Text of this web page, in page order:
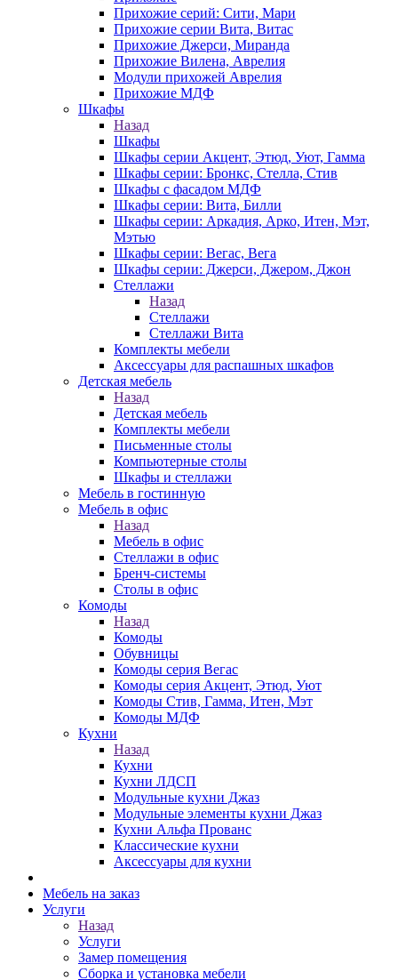
Прихожие серий: Сити, Мари
Прихожие серии Вита, Витас
Прихожие Джерси, Миранда
Прихожие Вилена, Аврелия
Модули прихожей Аврелия
Прихожие МДФ
Шкафы
Назад
Шкафы
Шкафы серии Акцент, Этюд, Уют, Гамма
Шкафы серии: Бронкс, Стелла, Стив
Шкафы с фасадом МДФ
Шкафы серии: Вита, Билли
Шкафы серии: Аркадия, Арко, Итен, Мэт,
Мэтью
Шкафы серии: Вегас, Вега
Шкафы серии: Джерси, Джером, Джон
Стеллажи
Назад
Стеллажи
Стеллажи Вита
Комплекты мебели
Аксессуары для распашных шкафов
Детская мебель
Назад
Детская мебель
Комплекты мебели
Письменные столы
Компьютерные столы
Шкафы и стеллажи
Мебель в гостинную
Мебель в офис
Назад
Мебель в офис
Стеллажи в офис
Бренч-системы
Столы в офис
Комоды
Назад
Комоды
Обувницы
Комоды серия Вегас
Комоды серия Акцент, Этюд, Уют
Комоды Стив, Гамма, Итен, Мэт
Комоды МДФ
Кухни
Назад
Кухни
Кухни ЛДСП
Модульные кухни Джаз
Модульные элементы кухни Джаз
Кухни Альфа Прованс
Классические кухни
Аксессуары для кухни
Мебель на заказ
Услуги
Назад
Услуги
Замер помещения
Сборка и установка мебели